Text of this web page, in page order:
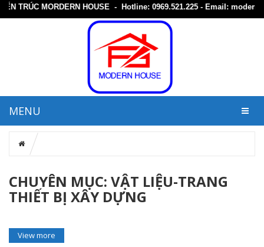
TRÚC MORDERN HOUSE - Hotline: 0969.521.225 - Email:
MENU
CHUYÊN MỤC: VẬT LIỆU-TRANG
THIẾT BỊ XÂY DỰNG
View more